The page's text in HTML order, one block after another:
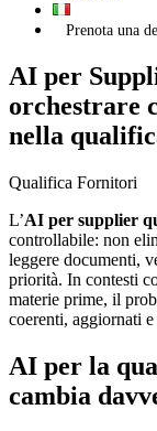
Prenota una
AI per
orchestrare
nella
Qualifica Fornitori
L’AI per supplier
controllabile: non
leggere documenti,
priorità. In contesti
materie prime, il
coerenti, aggiornati
AI per la
cambia